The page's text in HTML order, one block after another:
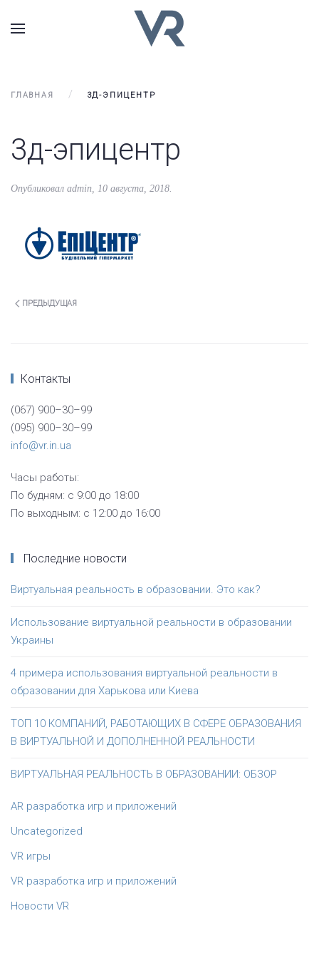
ГЛАВНАЯ 3Д-ЭПИЦЕНТР
3д-эпицентр
Опубликовал admin, 10 августа, 2018.
ПРЕДЫДУЩАЯ
Контакты
(067) 900–30–99
(095) 900–30–99
info@vr.in.ua
Часы работы:
По будням: с 9:00 до 18:00
По выходным: с 12:00 до 16:00
Последние новости
Виртуальная реальность в образовании. Это как?
Использование виртуальной реальности в образовании
Украины
4 примера использования виртуальной реальности в
образовании для Харькова или Киева
ТОП 10 КОМПАНИЙ, РАБОТАЮЩИХ В СФЕРЕ ОБРАЗОВАНИЯ
В ВИРТУАЛЬНОЙ И ДОПОЛНЕННОЙ РЕАЛЬНОСТИ
ВИРТУАЛЬНАЯ РЕАЛЬНОСТЬ В ОБРАЗОВАНИИ: ОБЗОР
AR разработка игр и приложений
Uncategorized
VR игры
VR разработка игр и приложений
Новости VR